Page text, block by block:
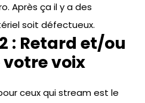
Après ça il y a des
soit défectueux.
: Retard et/ou
voix
ceux qui stream est le